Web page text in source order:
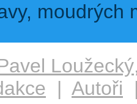
moudrých
Loužecký
| Autoři